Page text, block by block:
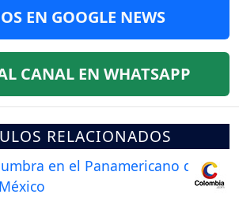
EN GOOGLE NEWS
CANAL EN WHATSAPP
RELACIONADOS